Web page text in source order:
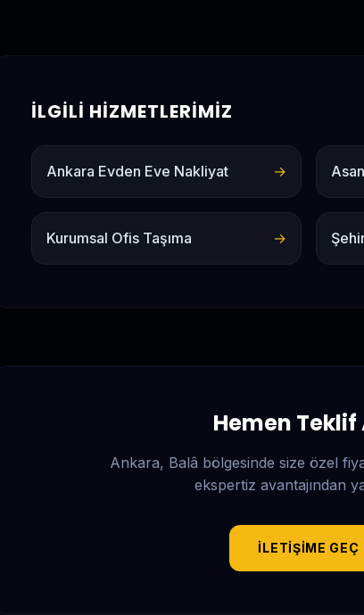
İLGILI HIZMETLERIMIZ
Ankara Evden Eve Nakliyat →
Kurumsal Ofis Taşıma →
Hemen Teklif
Ankara, Balâ bölgesinde size özel
ekspertiz avantajından
İLETIŞIME GEÇ